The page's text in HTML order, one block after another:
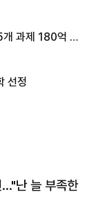
과제 180억 지
선정
난 늘 부족한